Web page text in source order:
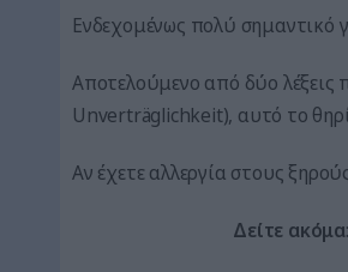
Ενδεχομένως πολύ σημαντικό
Αποτελούμενο από δύο λέξεις
Unverträglichkeit), αυτό το
Αν έχετε αλλεργία στους
Δείτε ακόμα: